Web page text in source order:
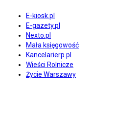
E-kiosk.pl
E-gazety.pl
Nexto.pl
Mała księgowość
Kancelarierp.pl
Wieści Rolnicze
Życie Warszawy